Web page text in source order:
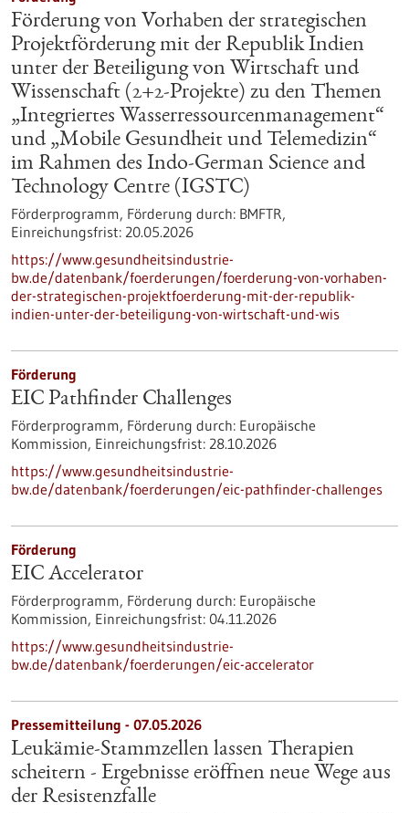
Förderung von Vorhaben der strategischen
Projektförderung mit der Republik Indien
unter der Beteiligung von Wirtschaft und
Wissenschaft (2+2-Projekte) zu den Themen
„Integriertes Wasserressourcenmanagement“
und „Mobile Gesundheit und Telemedizin“
im Rahmen des Indo-German Science and
Technology Centre (IGSTC)
Förderprogramm, Förderung durch: BMFTR,
Einreichungsfrist: 20.05.2026
https://www.gesundheitsindustrie-
bw.de/datenbank/foerderungen/foerderung-von-vorhaben-
der-strategischen-projektfoerderung-mit-der-republik-
indien-unter-der-beteiligung-von-wirtschaft-und-wis
Förderung
EIC Pathfinder Challenges
Förderprogramm, Förderung durch: Europäische
Kommission, Einreichungsfrist: 28.10.2026
https://www.gesundheitsindustrie-
bw.de/datenbank/foerderungen/eic-pathfinder-challenges
Förderung
EIC Accelerator
Förderprogramm, Förderung durch: Europäische
Kommission, Einreichungsfrist: 04.11.2026
https://www.gesundheitsindustrie-
bw.de/datenbank/foerderungen/eic-accelerator
Pressemitteilung - 07.05.2026
Leukämie-Stammzellen lassen Therapien
scheitern - Ergebnisse eröffnen neue Wege aus
der Resistenzfalle